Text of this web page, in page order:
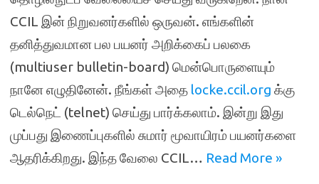
CCIL இன் நிறுவனர்களில் ஒருவன். எங்களின்
தனித்துவமான பல பயனர் அறிக்கைப் பலகை
(multiuser bulletin-board) மென்பொருளையும்
நானே எழுதினேன். நீங்கள் அதை locke.ccil.org க்கு
டெல்நெட் (telnet) செய்து பார்க்கலாம். இன்று இது
முப்பது இணைப்புகளில் சுமார் மூவாயிரம் பயனர்களை
ஆதரிக்கிறது. இந்த வேலை CCIL… Read More »